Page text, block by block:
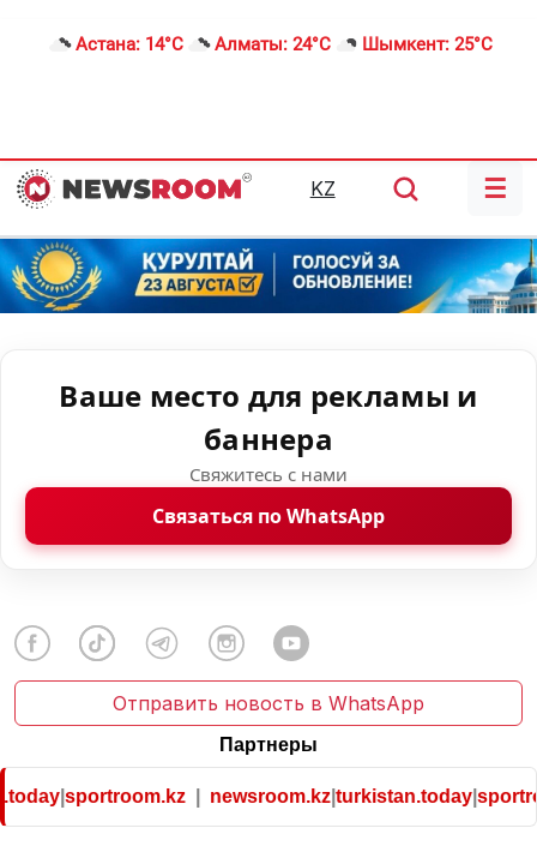
Астана: 14°C Алматы: 24°C Шымкент: 25°C
KZ ☰
Ваше место для рекламы и
баннера
Свяжитесь с нами
Связаться по WhatsApp
Отправить новость в WhatsApp
Партнеры
|sportroom.kz| newsroom.kz|turkistan.today|